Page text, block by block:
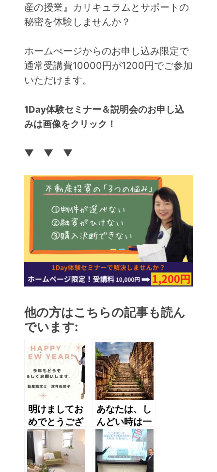
産の授業』カリキュラムとサポートの
秘密を体験しませんか？
ホームぺージからのお申し込み限定で
通常受講費10000円が1200円でご参加
いただけます。
1Day体験セミナー＆説明会のお申し込
みは画像をクリック！
▼ ▼ ▼
他の方はこちらの記事も読ん
でいます:
明けましてお
めでとうござ
います。
あなたは、し
んどい時は一
息ついていま
すか？